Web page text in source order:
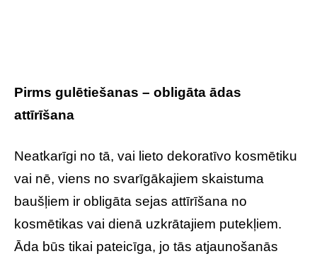
Pirms gulētiešanas – obligāta ādas
attīrīšana
Neatkarīgi no tā, vai lieto dekoratīvo kosmētiku
vai nē, viens no svarīgākajiem skaistuma
baušļiem ir obligāta sejas attīrīšana no
kosmētikas vai dienā uzkrātajiem putekļiem.
Āda būs tikai pateicīga, jo tās atjaunošanās